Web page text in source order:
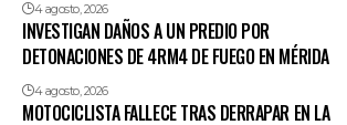
4 agosto, 2026
INVESTIGAN DAÑOS A UN PREDIO POR
DETONACIONES DE 4RM4 DE FUEGO EN MÉRIDA
4 agosto, 2026
MOTOCICLISTA FALLECE TRAS DERRAPAR EN LA